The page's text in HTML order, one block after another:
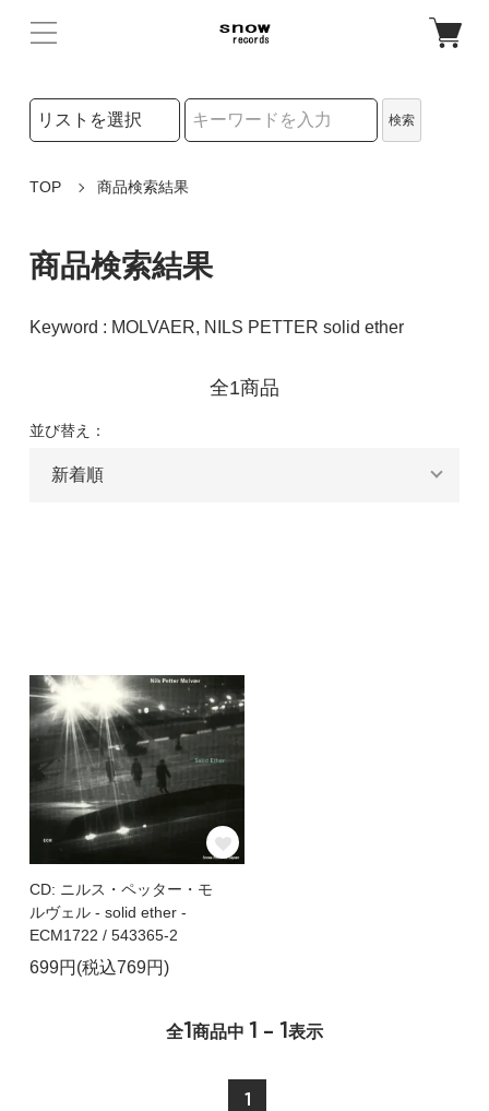
検索リストの選択
検索
TOP 商品検索結果
商品検索結果
Keyword : MOLVAER, NILS PETTER solid ether
全1商品
並び替え：
CD: ニルス・ペッター・モ
ルヴェル - solid ether -
ECM1722 / 543365-2
699円(税込769円)
全1商品中 1 - 1表示
1